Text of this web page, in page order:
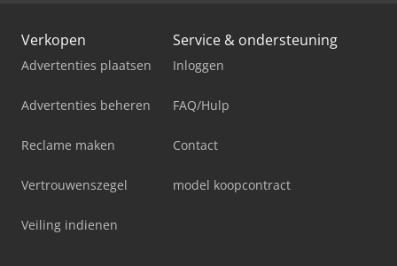
Verkopen
Advertenties plaatsen
Advertenties beheren
Reclame maken
Vertrouwenszegel
Veiling indienen
Service & ondersteuning
Inloggen
FAQ/Hulp
Contact
model koopcontract